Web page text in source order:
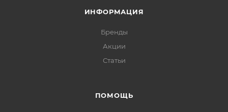
ИНФОРМАЦИЯ
Бренды
Акции
Статьи
ПОМОЩЬ